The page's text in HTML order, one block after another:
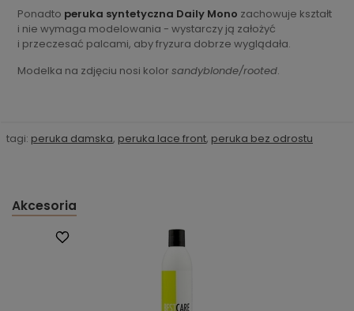
Ponadto peruka syntetyczna Daily Mono zachowuje kształt
i nie wymaga modelowania - wystarczy ją założyć
i przeczesać palcami, aby fryzura dobrze wyglądała.
Modelka na zdjęciu nosi kolor sandyblonde/rooted.
tagi: peruka damska, peruka lace front, peruka bez odrostu
Akcesoria